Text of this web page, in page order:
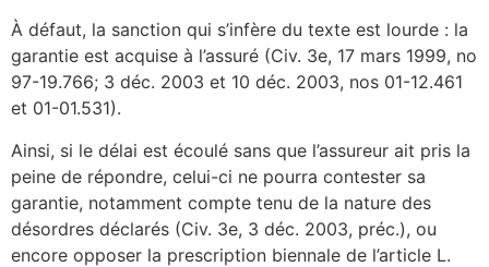
À défaut, la sanction qui s’infère du texte est lourde : la
garantie est acquise à l’assuré (Civ. 3e, 17 mars 1999, no
97-19.766; 3 déc. 2003 et 10 déc. 2003, nos 01-12.461
et 01-01.531).
Ainsi, si le délai est écoulé sans que l’assureur ait pris la
peine de répondre, celui-ci ne pourra contester sa
garantie, notamment compte tenu de la nature des
désordres déclarés (Civ. 3e, 3 déc. 2003, préc.), ou
encore opposer la prescription biennale de l’article L.